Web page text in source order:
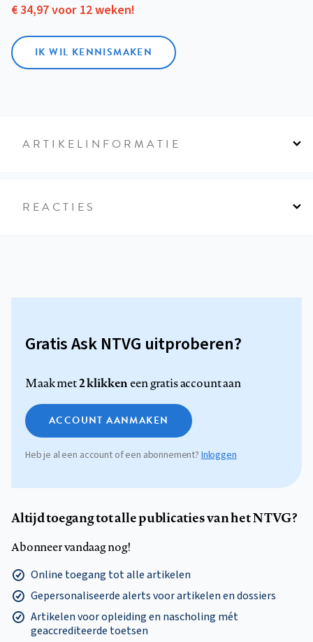
€ 34,97 voor 12 weken!
IK WIL KENNISMAKEN
ARTIKELINFORMATIE
REACTIES
Gratis Ask NTVG uitproberen?
Maak met2 klikkeneen gratis account aan
ACCOUNT AANMAKEN
Heb je al een account of een abonnement?Inloggen
Altijd toegang tot alle publicaties van het NTVG?
Abonneer vandaag nog!
Online toegang tot alle artikelen
Gepersonaliseerde alerts voor artikelen en dossiers
Artikelen voor opleiding en nascholing mét
geaccrediteerde toetsen